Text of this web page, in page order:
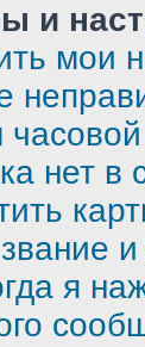
и
мои
нет в
я